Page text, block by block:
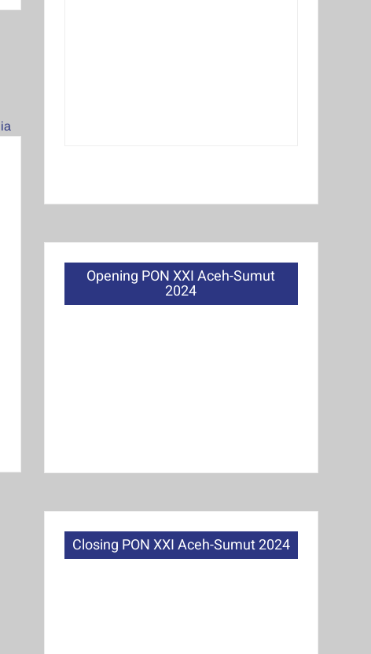
Opening PON XXI Aceh-Sumut
2024
Closing PON XXI Aceh-Sumut 2024